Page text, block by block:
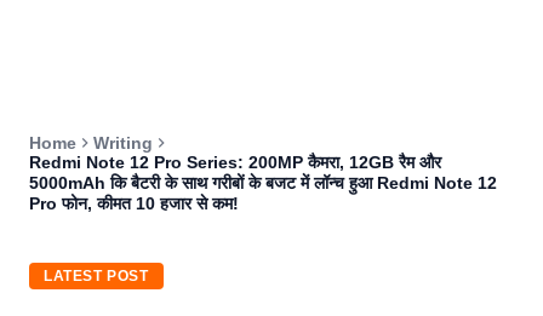
Contact
Timely India
Home
Writing
Redmi Note 12 Pro Series: 200MP कैमरा, 12GB रैम और
5000mAh कि बैटरी के साथ गरीबों के बजट में लॉन्च हुआ Redmi Note 12
Pro फोन, कीमत 10 हजार से कम!
LATEST POST